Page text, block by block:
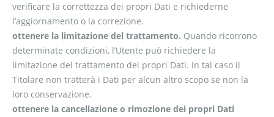
verificare la correttezza dei propri Dati e richiederne
l’aggiornamento o la correzione.
ottenere la limitazione del trattamento. Quando ricorrono
determinate condizioni, l’Utente può richiedere la
limitazione del trattamento dei propri Dati. In tal caso il
Titolare non tratterà i Dati per alcun altro scopo se non la
loro conservazione.
ottenere la cancellazione o rimozione dei propri Dati